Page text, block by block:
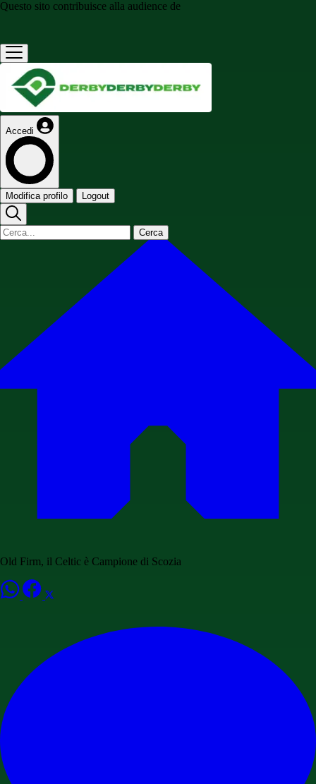
Questo sito contribuisce alla audience de
Accedi
Modifica profilo Logout
Cerca
Old Firm, il Celtic è Campione di Scozia